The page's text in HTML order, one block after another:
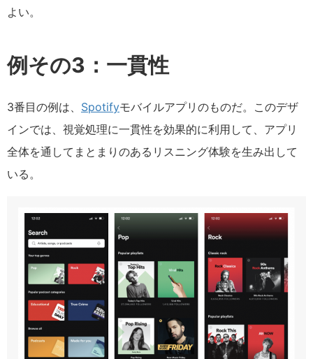
よい。
例その3：一貫性
3番目の例は、 Spotifyモバイルアプリのものだ。このデザ
インでは、視覚処理に一貫性を効果的に利用して、アプリ
全体を通してまとまりのあるリスニング体験を生み出して
いる。